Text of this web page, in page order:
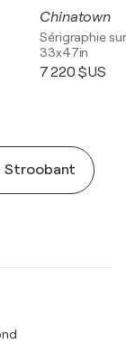
Chinatown
Sérigraphie
33x47in
7 220 $US
Stroobant